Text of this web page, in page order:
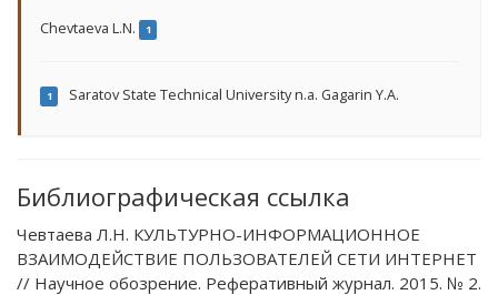
Chevtaeva L.N. 1
1 Saratov State Technical University n.a. Gagarin Y.A.
Библиографическая ссылка
Чевтаева Л.Н. КУЛЬТУРНО-ИНФОРМАЦИОННОЕ
ВЗАИМОДЕЙСТВИЕ ПОЛЬЗОВАТЕЛЕЙ СЕТИ ИНТЕРНЕТ
// Научное обозрение. Реферативный журнал. 2015. № 2.